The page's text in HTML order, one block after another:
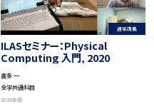
通常講義
ILASセミナー：Physical
Computing 入門, 2020
喜多 一
全学共通科目
2020年度